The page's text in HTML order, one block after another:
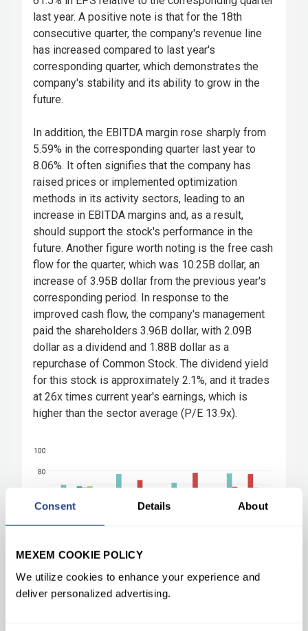
Consent Details About
MEXEM COOKIE POLICY
We utilize cookies to enhance your experience and
deliver personalized advertising.